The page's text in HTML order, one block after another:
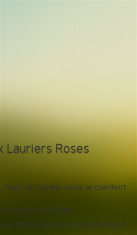
Lauriers Roses
et Colette vous accueillent
chambres d’hôtes.
offrent une vue exceptionnelle